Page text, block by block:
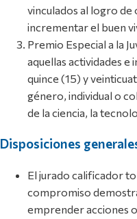
vinculados al logro de
incrementar el buen
Premio Especial a la
aquellas actividades e
quince (15) y
género, individual o
de la ciencia, la
Disposiciones
El jurado calificador
compromiso
emprender acciones